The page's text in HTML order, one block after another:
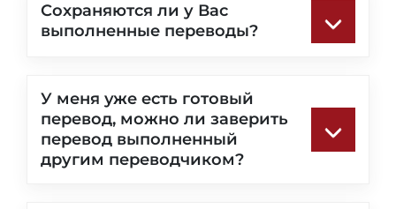
Сохраняются ли у Вас
выполненные переводы?
У меня уже есть готовый
перевод, можно ли заверить
перевод выполненный
другим переводчиком?